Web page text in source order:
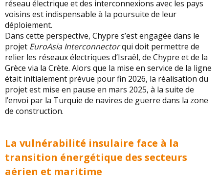
réseau électrique et des interconnexions avec les pays
voisins est indispensable à la poursuite de leur
déploiement.
Dans cette perspective, Chypre s’est engagée dans le
projet EuroAsia Interconnectorqui doit permettre de
relier les réseaux électriques d’Israël, de Chypre et de la
Grèce via la Crète. Alors que la mise en service de la ligne
était initialement prévue pour fin 2026, la réalisation du
projet est mise en pause en mars 2025, à la suite de
l’envoi par la Turquie de navires de guerre dans la zone
de construction.
La vulnérabilité insulaire face à la
transition énergétique des secteurs
aérien et maritime